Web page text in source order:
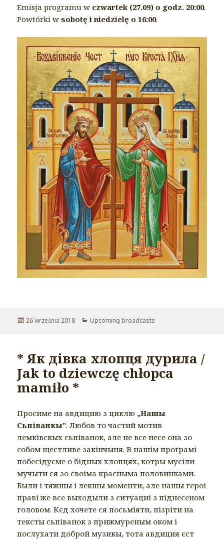
Emisja programu w czwartek (27.09) o godz. 20:00.
Powtórki wsobotę i niedzielę o 16:00.
Opublikowano
26 września 2018 Kategorie
Upcoming broadcasts
* Як дівка хлопця дурила /
Jak to dziewczę chłopca
mamiło *
Просиме на авдицию з циклю „Нашы
Сьпіванкы”. Любов то частий мотив
лемківскых сьпіванок, але не все несе она зо
собом щестливе закінчыня. В нашім проґрамі
побесідуєме о бідных хлопцях, котры мусіли
мучыти ся зо своіма красныма половинками.
Были і тяжшы і лекшы моменти, але нашы героі
праві же все выходыли з ситуациі з піднесеном
головом. Кєд хочете ся посьміяти, пізріти на
тексты сьпіванок з прижмуреным оком і
послухати доброй музикы, тота авдиция єст